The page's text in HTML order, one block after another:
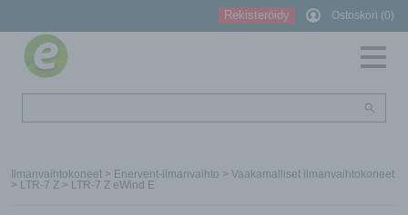
Rekisteröidy Ostoskori (0)
Ilmanvaihtokoneet > Enervent-ilmanvaihto > Vaakamalliset ilmanvaihtokoneet
> LTR-7 Z > LTR-7 Z eWind E